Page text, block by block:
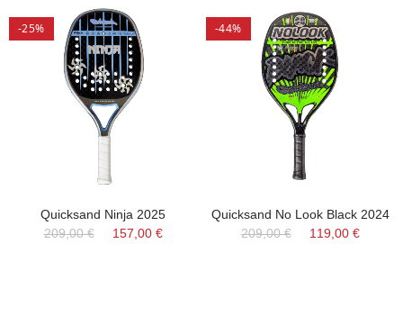
-25%
Quicksand Ninja 2025
209,00 €
157,00 €
-44%
Quicksand No Look Black 2024
209,00 €
119,00 €